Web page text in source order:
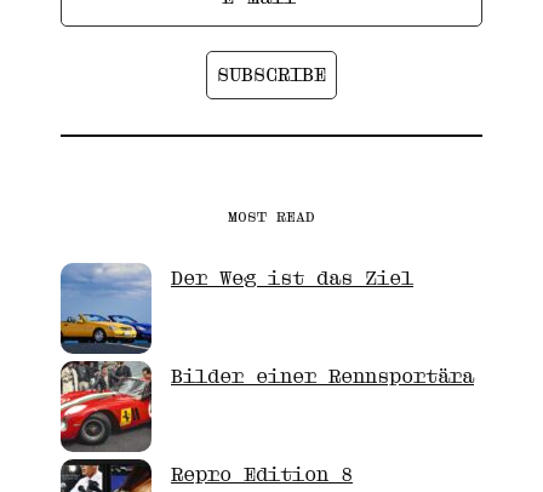
MOST READ
Der Weg ist das Ziel
Bilder einer Rennsportära
Repro Edition 8